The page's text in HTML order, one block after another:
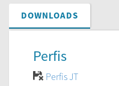
DOWNLOADS
Perfis
Perfis JT